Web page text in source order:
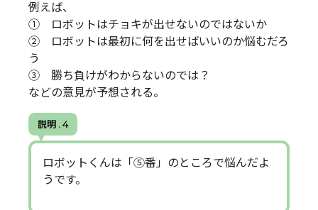
例えば、
① ロボットはチョキが出せないのではないか
② ロボットは最初に何を出せばいいのか悩むだろ
う
③ 勝ち負けがわからないのでは？
などの意見が予想される。
説明 . 4
ロボットくんは「⑤番」のところで悩んだよ
うです。